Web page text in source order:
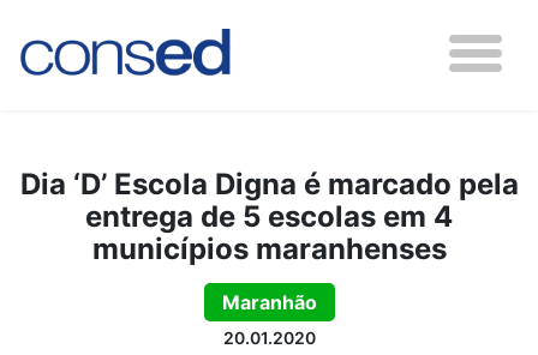
Dia ‘D’ Escola Digna é marcado pela
entrega de 5 escolas em 4
municípios maranhenses
Maranhão
20.01.2020